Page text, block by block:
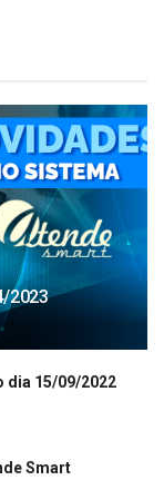
2023
dia 15/09/2022
Smart